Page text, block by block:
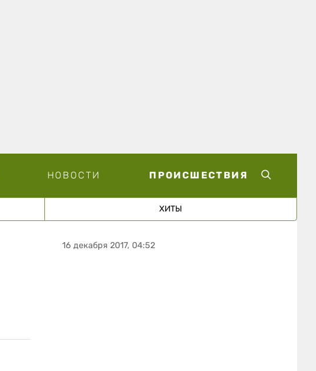
НОВОСТИ ПРОИСШЕСТВИЯ
ХИТЫ
16 декабря 2017, 04:52